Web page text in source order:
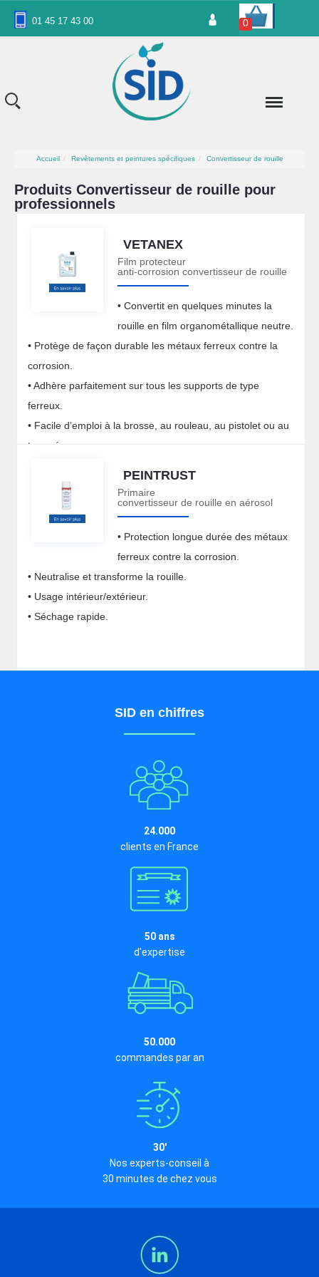
01 45 17 43 00 0
Accueil Revêtements et peintures spécifiques Convertisseur de rouille
Produits Convertisseur de rouille pour
professionnels
VETANEX
Film protecteur
anti-corrosion convertisseur de rouille
• Convertit en quelques minutes la
rouille en film organométallique neutre.
• Protège de façon durable les métaux ferreux contre la
corrosion.
• Adhère parfaitement sur tous les supports de type
ferreux.
• Facile d’emploi à la brosse, au rouleau, au pistolet ou au
trempé.
PEINTRUST
Primaire
convertisseur de rouille en aérosol
• Protection longue durée des métaux
ferreux contre la corrosion.
• Neutralise et transforme la rouille.
• Usage intérieur/extérieur.
• Séchage rapide.
SID en chiffres
24.000
clients en France
50 ans
d'expertise
50.000
commandes par an
30'
Nos experts-conseil à
30 minutes de chez vous